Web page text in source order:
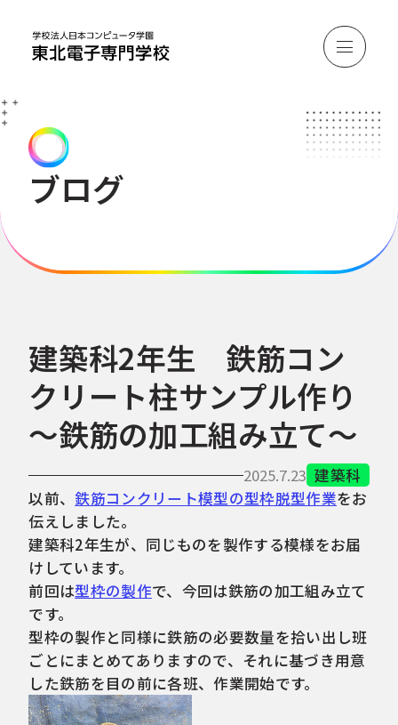
ブログ
建築科2年生 鉄筋コン
クリート柱サンプル作り
～鉄筋の加工組み立て～
2025.7.23 建築科
以前、鉄筋コンクリート模型の型枠脱型作業をお
伝えしました。
建築科2年生が、同じものを製作する模様をお届
けしています。
前回は型枠の製作で、今回は鉄筋の加工組み立て
です。
型枠の製作と同様に鉄筋の必要数量を拾い出し班
ごとにまとめてありますので、それに基づき用意
した鉄筋を目の前に各班、作業開始です。